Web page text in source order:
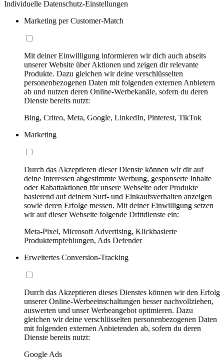
Individuelle Datenschutz-Einstellungen
Marketing per Customer-Match
Mit deiner Einwilligung informieren wir dich auch abseits
unserer Website über Aktionen und zeigen dir relevante
Produkte. Dazu gleichen wir deine verschlüsselten
personenbezogenen Daten mit folgenden externen Anbietern
ab und nutzen deren Online-Werbekanäle, sofern du deren
Dienste bereits nutzt:
Bing, Criteo, Meta, Google, LinkedIn, Pinterest, TikTok
Marketing
Durch das Akzeptieren dieser Dienste können wir dir auf
deine Interessen abgestimmte Werbung, gesponserte Inhalte
oder Rabattaktionen für unsere Webseite oder Produkte
basierend auf deinem Surf- und Einkaufsverhalten anzeigen
sowie deren Erfolge messen. Mit deiner Einwilligung setzen
wir auf dieser Webseite folgende Drittdienste ein:
Meta-Pixel, Microsoft Advertising, Klickbasierte
Produktempfehlungen, Ads Defender
Erweitertes Conversion-Tracking
Durch das Akzeptieren dieses Dienstes können wir den Erfolg
unserer Online-Werbeeinschaltungen besser nachvollziehen,
auswerten und unser Werbeangebot optimieren. Dazu
gleichen wir deine verschlüsselten personenbezogenen Daten
mit folgenden externen Anbietenden ab, sofern du deren
Dienste bereits nutzt:
Google Ads